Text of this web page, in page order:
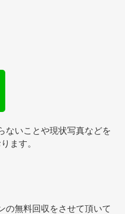
ないことや現状写真などを
ます。
の無料回収をさせて頂いて